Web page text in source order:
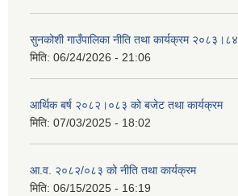
सुनकोशी गाउँपालिका नीति तथा कार्यक्रम २०८३।८४
मिति: 06/24/2026 - 21:06
आर्थिक बर्ष २०८२।०८३ को बजेट तथा कार्यक्रम
मिति: 07/03/2025 - 18:02
आ.व. २०८२/०८३ को नीति तथा कार्यक्रम
मिति: 06/15/2025 - 16:19